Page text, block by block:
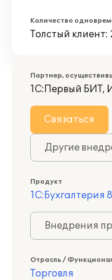
Количество
Толстый клиент:
Партнер,
1С:Первый БИТ,
Связаться
Другие
Продукт
1С:Бухгалтерия 8
Внедрения
Отрасль /
Торговля